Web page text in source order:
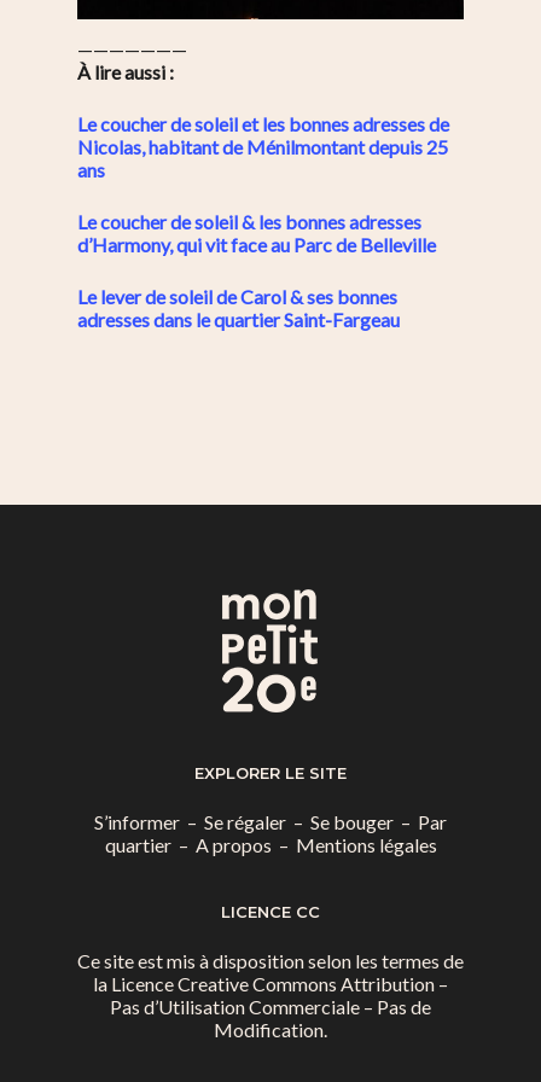
———————
À lire aussi :
Le coucher de soleil et les bonnes adresses de
Nicolas, habitant de Ménilmontant depuis 25
ans
Le coucher de soleil & les bonnes adresses
d’Harmony, qui vit face au Parc de Belleville
Le lever de soleil de Carol & ses bonnes
adresses dans le quartier Saint-Fargeau
EXPLORER LE SITE
S’informer – Se régaler – Se bouger – Par
quartier– A propos – Mentions légales
LICENCE CC
Ce site est mis à disposition selon les termes de
la Licence Creative Commons Attribution –
Pas d’Utilisation Commerciale – Pas de
Modification.